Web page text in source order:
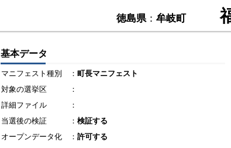
徳島県：牟岐町
基本データ
マニフェスト種別 ： 町長マニフェスト
対象の選挙区
：
詳細ファイル
：
当選後の検証
： 検証する
オープンデータ化
： 許可する